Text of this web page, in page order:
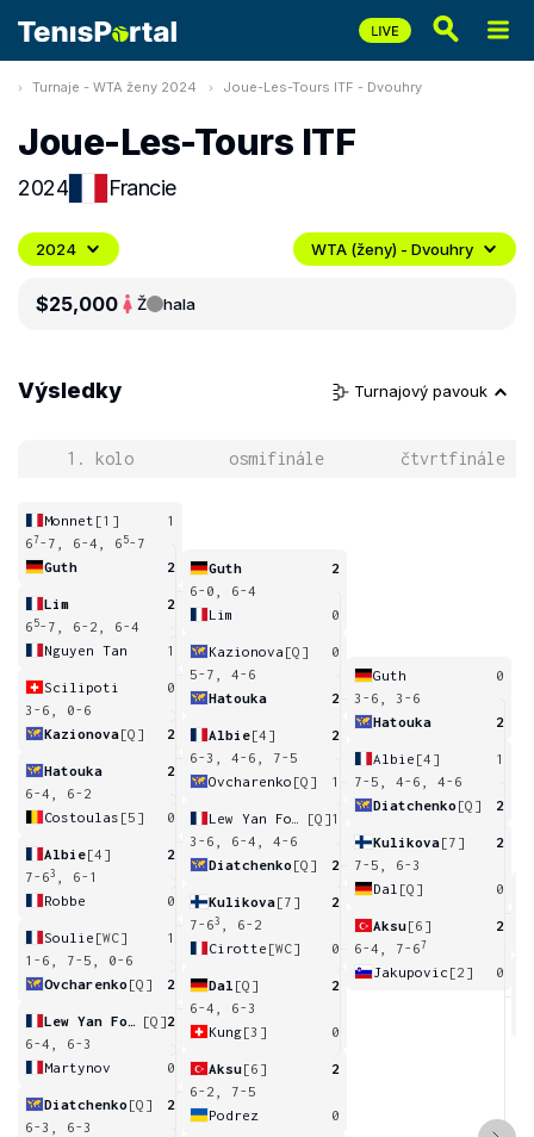
Turnaje - WTA ženy 2024 Joue-Les-Tours ITF - Dvouhry
Joue-Les-Tours ITF
2024 Francie
2024 WTA (ženy) - Dvouhry
$25,000 Ž hala
Výsledky Turnajový pavouk
1. kolo osmifinále čtvrtfinále
Monnet [1]
1
67-7, 6-4, 6 5-7
Guth
2
Lim
2
6 5-7, 6-2, 6-4
Nguyen Tan
1
Scilipoti
0
3-6, 0-6
Kazionova[Q] 2
Hatouka
2
6-4, 6-2
Costoulas [5] 0
Albie[4]
2
7-63
, 6-1
Robbe
0
Soulie [WC]
1
1-6, 7-5, 0-6
Ovcharenko [Q] 2
[Q]2
6-4, 6-3
Martynov
0
Diatchenko [Q]
2
6-3, 6-3
Guth
2
6-0, 6-4
Lim
0
Kazionova [Q]
0
5-7, 4-6
Hatouka
2
Albie[4]
2
6-3, 4-6, 7-5
Ovcharenko [Q] 1
[Q]1
3-6, 6-4, 4-6
Diatchenko [Q] 2
Kulikova[7]
2
7-63
, 6-2
Cirotte [WC] 0
Dal [Q]
2
6-4, 6-3
Kung[3] 0
Aksu[6]
2
6-2, 7-5
Podrez
0
Guth
0
3-6, 3-6
Hatouka
2
Albie [4]
1
7-5, 4-6, 4-6
Diatchenko [Q] 2
Kulikova[7]
2
7-5, 6-3
Dal [Q] 0
Aksu[6]
2
6-4, 7-67
Jakupovic [2] 0